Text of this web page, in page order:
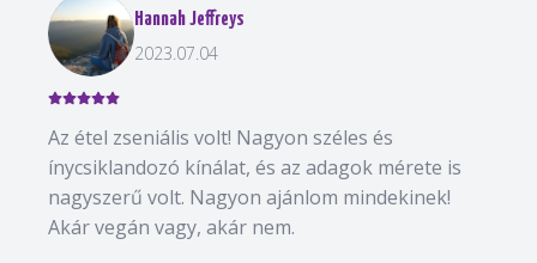
Hannah Jeffreys
2023.07.04
Az étel zseniális volt! Nagyon széles és
ínycsiklandozó kínálat, és az adagok mérete is
nagyszerű volt. Nagyon ajánlom mindekinek!
Akár vegán vagy, akár nem.